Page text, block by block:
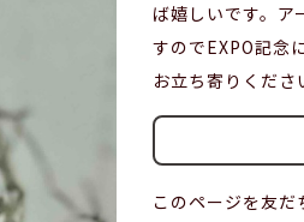
ば嬉しいです。ア
すのでEXPO記念
お立ち寄りくださ
このページを友だ